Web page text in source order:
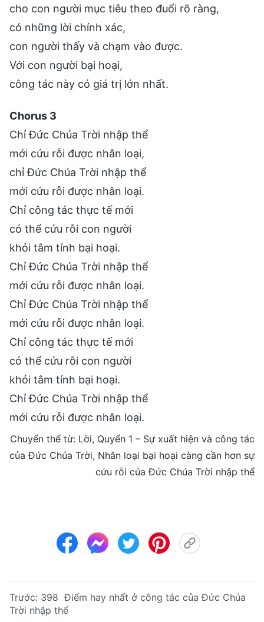
cho con người mục tiêu theo đuổi rõ ràng,
có những lời chính xác,
con người thấy và chạm vào được.
Với con người bại hoại,
công tác này có giá trị lớn nhất.
Chorus 3
Chỉ Đức Chúa Trời nhập thể
mới cứu rỗi được nhân loại,
chỉ Đức Chúa Trời nhập thể
mới cứu rỗi được nhân loại.
Chỉ công tác thực tế mới
có thể cứu rỗi con người
khỏi tâm tính bại hoại.
Chỉ Đức Chúa Trời nhập thể
mới cứu rỗi được nhân loại.
Chỉ Đức Chúa Trời nhập thể
mới cứu rỗi được nhân loại.
Chỉ công tác thực tế mới
có thể cứu rỗi con người
khỏi tâm tính bại hoại.
Chỉ Đức Chúa Trời nhập thể
mới cứu rỗi được nhân loại.
Chuyển thể từ: Lời, Quyển 1 – Sự xuất hiện và công tác
của Đức Chúa Trời, Nhân loại bại hoại càng cần hơn sự
cứu rỗi của Đức Chúa Trời nhập thể
Trước: 398 Điểm hay nhất ở công tác của Đức Chúa
Trời nhập thể